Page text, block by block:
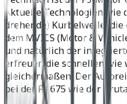
Aktuelle Technologien wie
drehende) Kurbelwelle,
dem MVICS (Motor &
und natürlich der
erfreuen die schnellen wie
gleichermaßen. Der
bei der F3 675 wie der